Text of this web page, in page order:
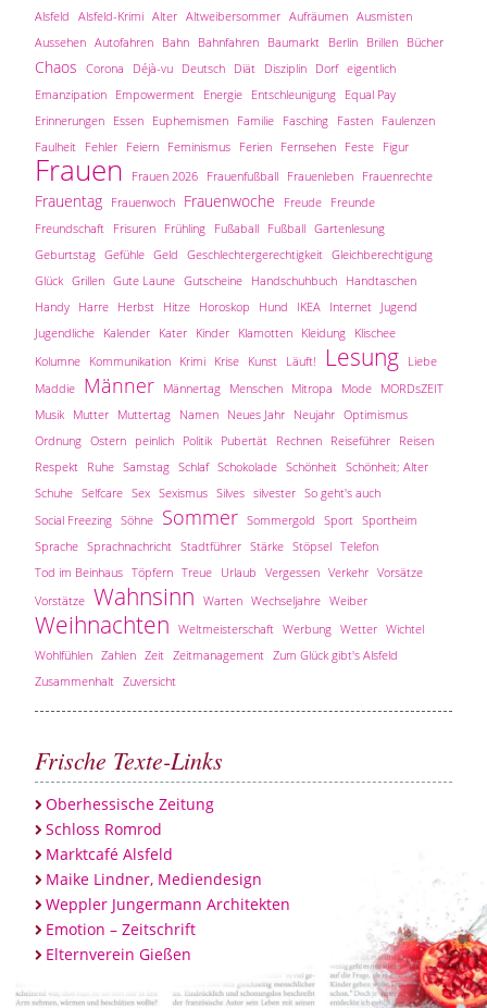
Alsfeld Alsfeld-Krimi Alter Altweibersommer Aufräumen Ausmisten
Aussehen Autofahren Bahn Bahnfahren Baumarkt Berlin Brillen Bücher
Chaos Corona Déjà-vu Deutsch Diät Disziplin Dorf eigentlich
Emanzipation Empowerment Energie Entschleunigung Equal Pay
Erinnerungen Essen Euphemismen Familie Fasching Fasten Faulenzen
Faulheit Fehler Feiern Feminismus Ferien Fernsehen Feste Figur
Frauen Frauen 2026 Frauenfußball Frauenleben Frauenrechte
Frauentag Frauenwoch Frauenwoche Freude Freunde
Freundschaft Frisuren Frühling Fußaball Fußball Gartenlesung
Geburtstag Gefühle Geld Geschlechtergerechtigkeit Gleichberechtigung
Glück Grillen Gute Laune Gutscheine Handschuhbuch Handtaschen
Handy Harre Herbst Hitze Horoskop Hund IKEA Internet Jugend
Jugendliche Kalender Kater Kinder Klamotten Kleidung Klischee
Kolumne Kommunikation Krimi Krise Kunst Läuft! Lesung Liebe
Maddie Männer Männertag Menschen Mitropa Mode MORDsZEIT
Musik Mutter Muttertag Namen Neues Jahr Neujahr Optimismus
Ordnung Ostern peinlich Politik Pubertät Rechnen Reiseführer Reisen
Respekt Ruhe Samstag Schlaf Schokolade Schönheit Schönheit; Alter
Schuhe Selfcare Sex Sexismus Silves silvester So geht's auch
Social Freezing Söhne Sommer Sommergold Sport Sportheim
Sprache Sprachnachricht Stadtführer Stärke Stöpsel Telefon
Tod im Beinhaus Töpfern Treue Urlaub Vergessen Verkehr Vorsätze
Vorstätze Wahnsinn Warten Wechseljahre Weiber
Weihnachten Weltmeisterschaft Werbung Wetter Wichtel
Wohlfühlen Zahlen Zeit Zeitmanagement Zum Glück gibt's Alsfeld
Zusammenhalt Zuversicht
Frische Texte-Links
Oberhessische Zeitung
Schloss Romrod
Marktcafé Alsfeld
Maike Lindner, Mediendesign
Weppler Jungermann Architekten
Emotion – Zeitschrift
Elternverein Gießen